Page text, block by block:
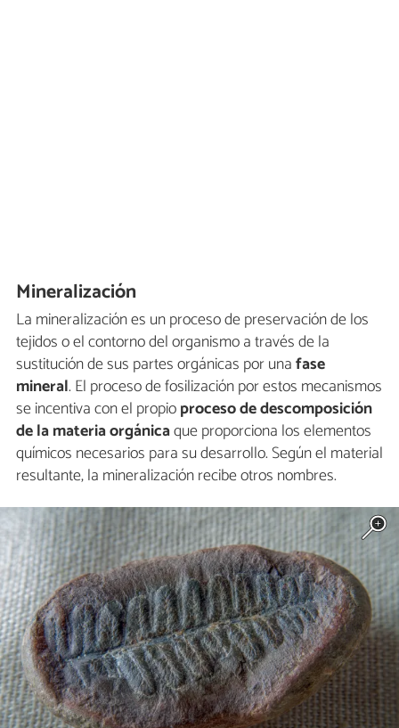
Mineralización
La mineralización es un proceso de preservación de los
tejidos o el contorno del organismo a través de la
sustitución de sus partes orgánicas por unafase
mineral. El proceso de fosilización por estos mecanismos
se incentiva con el propioproceso de descomposición
de la materia orgánicaque proporciona los elementos
químicos necesarios para su desarrollo. Según el material
resultante, la mineralización recibe otros nombres.